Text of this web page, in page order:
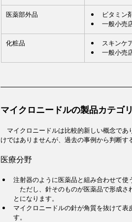
医薬部外品
ビタミン
一般小売
化粧品
スキンケ
一般小売
マイクロニードルの製品カテゴ
マイクロニードルは比較的新しい概念であ
けではありませんが、過去の事例から判断す
医療分野
注射器のように医薬品と組み合わせて使
ただし、針そのものが医薬品で形成さ
とになります。
マイクロニードルの針が角質を抜けて
す。